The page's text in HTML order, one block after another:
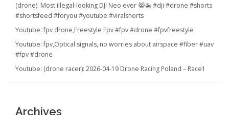
(drone): Most illegal-looking DJI Neo ever 😹🚁 #dji #drone #shorts
#shortsfeed #foryou #youtube #viralshorts
Youtube: fpv drone,Freestyle Fpv #fpv #drone #fpvfreestyle
Youtube: fpv,Optical signals, no worries about airspace #fiber #uav
#fpv #drone
Youtube: (drone racer): 2026-04-19 Drone Racing Poland – Race1
Archives